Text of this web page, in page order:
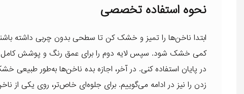
نحوه استفاده تخصصی
ابتدا ناخن‌ها را تمیز و خشک کن تا سطحی بدون چربی داشته
کمی خشک شود. سپس لایه دوم را برای عمق رنگ و پوشش کامل
در پایان استفاده کنی. در آخر، اجازه بده ناخن‌ها به‌طور
زدن را نیز در ادامه می‌گوییم. برای جلوه‌ای خاص‌تر، روی یکی از